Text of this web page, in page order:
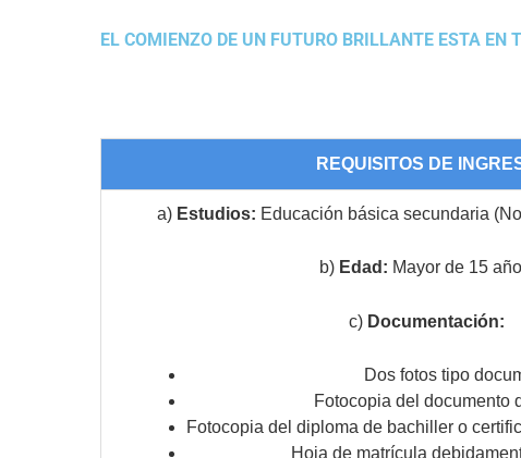
EL COMIENZO DE UN FUTURO BRILLANTE ESTA EN
REQUISITOS DE
a) Estudios: Educación básica secundaria
b) Edad: Mayor de 15
c) Documentación:
Dos fotos tipo
Fotocopia del documento
Fotocopia del diploma de bachiller o
Hoja de matrícula